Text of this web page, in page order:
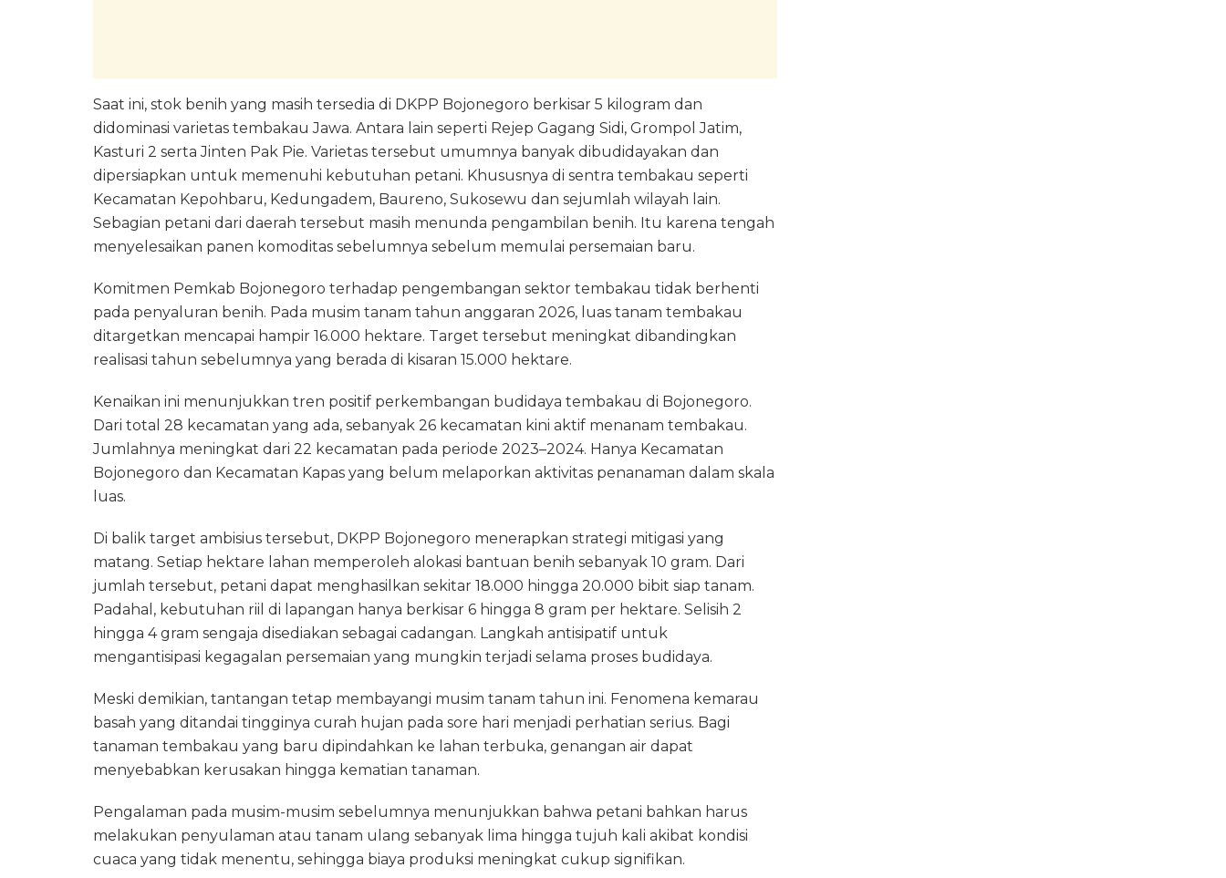
Saat ini, stok benih yang masih tersedia di DKPP Bojonegoro berkisar 5 kilogram dan
didominasi varietas tembakau Jawa. Antara lain seperti Rejep Gagang Sidi, Grompol Jatim,
Kasturi 2 serta Jinten Pak Pie. Varietas tersebut umumnya banyak dibudidayakan dan
dipersiapkan untuk memenuhi kebutuhan petani. Khususnya di sentra tembakau seperti
Kecamatan Kepohbaru, Kedungadem, Baureno, Sukosewu dan sejumlah wilayah lain.
Sebagian petani dari daerah tersebut masih menunda pengambilan benih. Itu karena tengah
menyelesaikan panen komoditas sebelumnya sebelum memulai persemaian baru.
Komitmen Pemkab Bojonegoro terhadap pengembangan sektor tembakau tidak berhenti
pada penyaluran benih. Pada musim tanam tahun anggaran 2026, luas tanam tembakau
ditargetkan mencapai hampir 16.000 hektare. Target tersebut meningkat dibandingkan
realisasi tahun sebelumnya yang berada di kisaran 15.000 hektare.
Kenaikan ini menunjukkan tren positif perkembangan budidaya tembakau di Bojonegoro.
Dari total 28 kecamatan yang ada, sebanyak 26 kecamatan kini aktif menanam tembakau.
Jumlahnya meningkat dari 22 kecamatan pada periode 2023–2024. Hanya Kecamatan
Bojonegoro dan Kecamatan Kapas yang belum melaporkan aktivitas penanaman dalam skala
luas.
Di balik target ambisius tersebut, DKPP Bojonegoro menerapkan strategi mitigasi yang
matang. Setiap hektare lahan memperoleh alokasi bantuan benih sebanyak 10 gram. Dari
jumlah tersebut, petani dapat menghasilkan sekitar 18.000 hingga 20.000 bibit siap tanam.
Padahal, kebutuhan riil di lapangan hanya berkisar 6 hingga 8 gram per hektare. Selisih 2
hingga 4 gram sengaja disediakan sebagai cadangan. Langkah antisipatif untuk
mengantisipasi kegagalan persemaian yang mungkin terjadi selama proses budidaya.
Meski demikian, tantangan tetap membayangi musim tanam tahun ini. Fenomena kemarau
basah yang ditandai tingginya curah hujan pada sore hari menjadi perhatian serius. Bagi
tanaman tembakau yang baru dipindahkan ke lahan terbuka, genangan air dapat
menyebabkan kerusakan hingga kematian tanaman.
Pengalaman pada musim-musim sebelumnya menunjukkan bahwa petani bahkan harus
melakukan penyulaman atau tanam ulang sebanyak lima hingga tujuh kali akibat kondisi
cuaca yang tidak menentu, sehingga biaya produksi meningkat cukup signifikan.